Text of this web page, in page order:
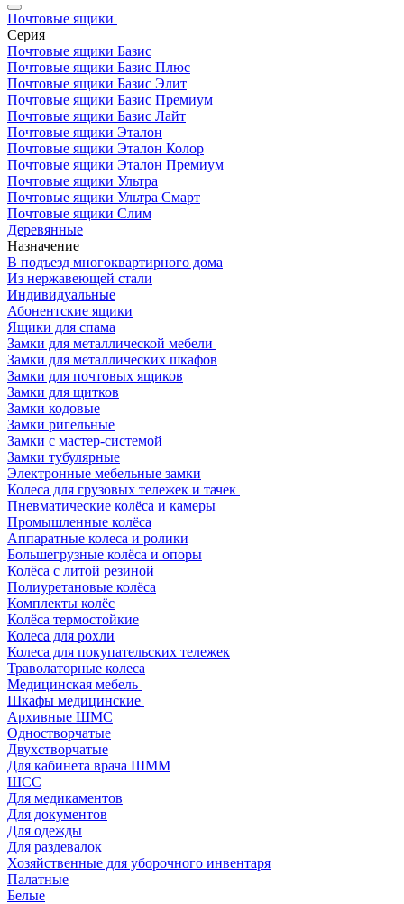
Почтовые ящики
Серия
Почтовые ящики Базис
Почтовые ящики Базис Плюс
Почтовые ящики Базис Элит
Почтовые ящики Базис Премиум
Почтовые ящики Базис Лайт
Почтовые ящики Эталон
Почтовые ящики Эталон Колор
Почтовые ящики Эталон Премиум
Почтовые ящики Ультра
Почтовые ящики Ультра Смарт
Почтовые ящики Слим
Деревянные
Назначение
В подъезд многоквартирного дома
Из нержавеющей стали
Индивидуальные
Абонентские ящики
Ящики для спама
Замки для металлической мебели
Замки для металлических шкафов
Замки для почтовых ящиков
Замки для щитков
Замки кодовые
Замки ригельные
Замки с мастер-системой
Замки тубулярные
Электронные мебельные замки
Колеса для грузовых тележек и тачек
Пневматические колёса и камеры
Промышленные колёса
Аппаратные колеса и ролики
Большегрузные колёса и опоры
Колёса с литой резиной
Полиуретановые колёса
Комплекты колёс
Колёса термостойкие
Колеса для рохли
Колеса для покупательских тележек
Траволаторные колеса
Медицинская мебель
Шкафы медицинские
Архивные ШМС
Одностворчатые
Двухстворчатые
Для кабинета врача ШММ
ШСС
Для медикаментов
Для документов
Для одежды
Для раздевалок
Хозяйственные для уборочного инвентаря
Палатные
Белые